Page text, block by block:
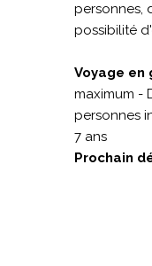
personnes,
possibilité
Voyage en
maximum -
personnes
7 ans
Prochain